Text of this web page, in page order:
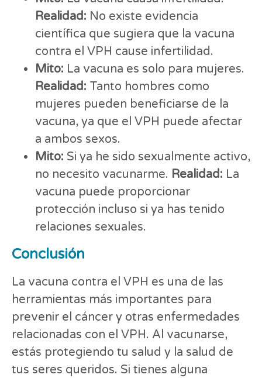
Realidad: No existe evidencia
científica que sugiera que la vacuna
contra el VPH cause infertilidad.
Mito: La vacuna es solo para mujeres.
Realidad: Tanto hombres como
mujeres pueden beneficiarse de la
vacuna, ya que el VPH puede afectar
a ambos sexos.
Mito: Si ya he sido sexualmente activo,
no necesito vacunarme. Realidad: La
vacuna puede proporcionar
protección incluso si ya has tenido
relaciones sexuales.
Conclusión
La vacuna contra el VPH es una de las
herramientas más importantes para
prevenir el cáncer y otras enfermedades
relacionadas con el VPH. Al vacunarse,
estás protegiendo tu salud y la salud de
tus seres queridos. Si tienes alguna